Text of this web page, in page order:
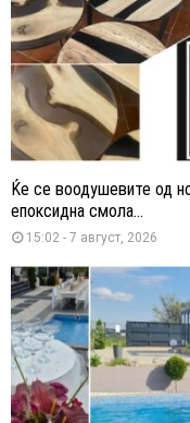
Ќе се воодушевите од
епоксидна смола...
15:02 - 7 август, 2026